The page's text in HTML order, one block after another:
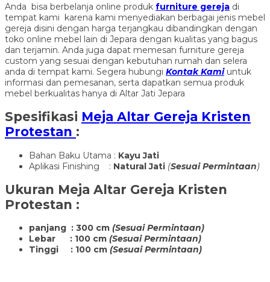
Anda bisa berbelanja online produk furniture gereja di
tempat kami karena kami menyediakan berbagai jenis mebel
gereja disini dengan harga terjangkau dibandingkan dengan
toko online mebel lain di Jepara dengan kualitas yang bagus
dan terjamin. Anda juga dapat memesan furniture gereja
custom yang sesuai dengan kebutuhan rumah dan selera
anda di tempat kami. Segera hubungi Kontak Kamiuntuk
informasi dan pemesanan, serta dapatkan semua produk
mebel berkualitas hanya di Altar Jati Jepara
Spesifikasi Meja Altar Gereja Kristen
Protestan :
Bahan Baku Utama : Kayu Jati
Aplikasi Finishing : Natural Jati (Sesuai Permintaan)
Ukuran Meja Altar Gereja Kristen
Protestan :
panjang : 300 cm (Sesuai Permintaan)
Lebar : 100 cm (Sesuai Permintaan)
Tinggi : 100 cm (Sesuai Permintaan)